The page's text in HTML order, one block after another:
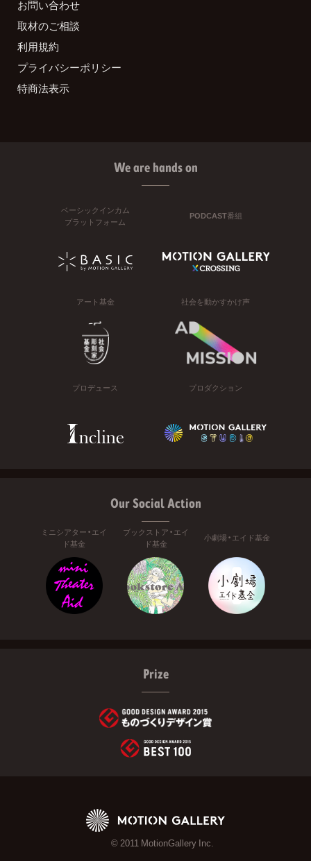
お問い合わせ
取材のご相談
利用規約
プライバシーポリシー
特商法表示
We are hands on
ベーシックインカム
プラットフォーム
PODCAST番組
アート基金 社会を動かすかけ声
プロデュース プロダクション
Our Social Action
ミニシアター・エイ
ド基金
ブックストア・エイ
ド基金
小劇場・エイド基金
Prize
© 2011 MotionGallery Inc.